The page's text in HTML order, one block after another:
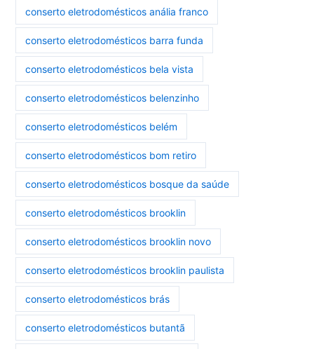
conserto eletrodomésticos anália franco
conserto eletrodomésticos barra funda
conserto eletrodomésticos bela vista
conserto eletrodomésticos belenzinho
conserto eletrodomésticos belém
conserto eletrodomésticos bom retiro
conserto eletrodomésticos bosque da saúde
conserto eletrodomésticos brooklin
conserto eletrodomésticos brooklin novo
conserto eletrodomésticos brooklin paulista
conserto eletrodomésticos brás
conserto eletrodomésticos butantã